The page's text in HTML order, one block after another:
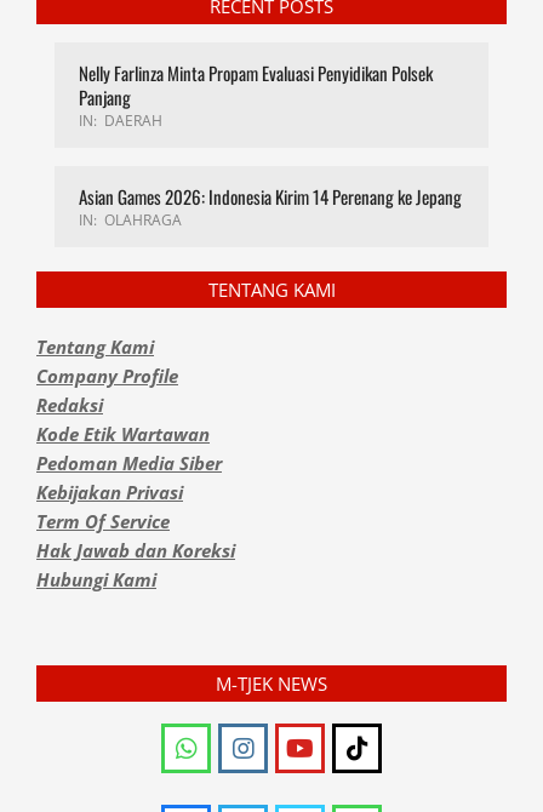
RECENT POSTS
Nelly Farlinza Minta Propam Evaluasi Penyidikan Polsek
Panjang
IN: DAERAH
Asian Games 2026: Indonesia Kirim 14 Perenang ke Jepang
IN: OLAHRAGA
TENTANG KAMI
Tentang Kami
Company Profile
Redaksi
Kode Etik Wartawan
Pedoman Media Siber
Kebijakan Privasi
Term Of Service
Hak Jawab dan Koreksi
Hubungi Kami
M-TJEK NEWS